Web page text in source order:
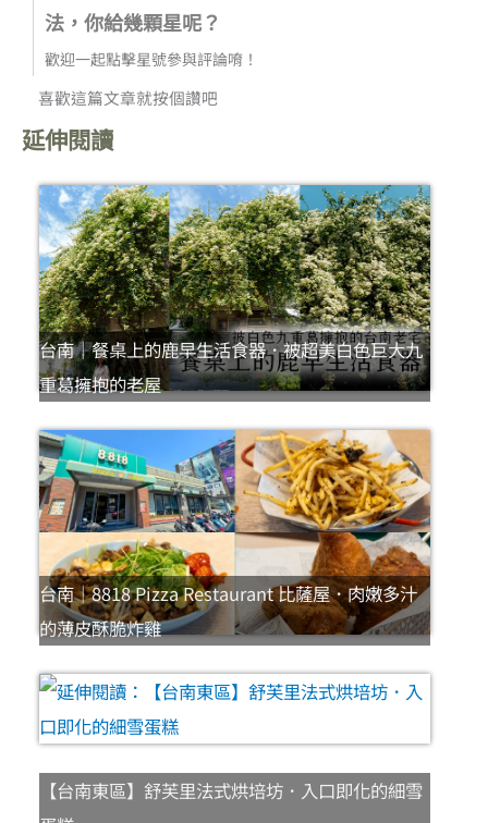
法，你給幾顆星呢？
歡迎一起點擊星號參與評論唷！
喜歡這篇文章就按個讚吧
延伸閱讀
台南｜餐桌上的鹿早生活食器．被超美白色巨大九
重葛擁抱的老屋
台南｜8818 Pizza Restaurant 比薩屋．肉嫩多汁
的薄皮酥脆炸雞
【台南東區】舒芙里法式烘培坊．入口即化的細雪